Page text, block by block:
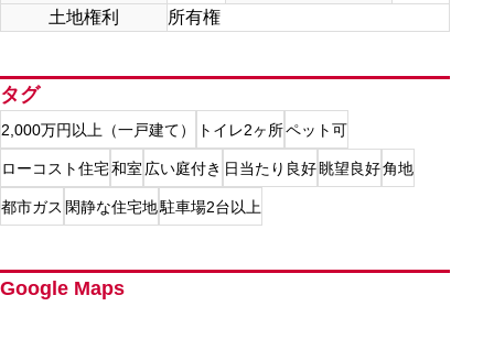
土地権利
所有権
タグ
2,000万円以上（一戸建て） トイレ2ヶ所ペット可
ローコスト住宅和室 広い庭付き 日当たり良好眺望良好角地
都市ガス 閑静な住宅地駐車場2台以上
Google Maps